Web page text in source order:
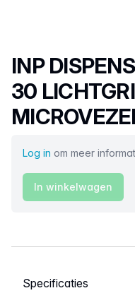
INP
30
Log in om meer
In winkelwagen
Selecteer een tabblad